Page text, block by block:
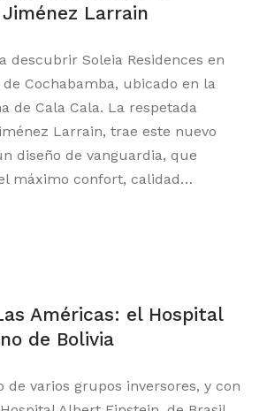
Larrain
descubrir Soleia Residences en
Cochabamba, ubicado en la
de Cala Cala. La respetada
Larrain, trae este nuevo
diseño de vanguardia, que
máximo confort, calidad…
Américas: el Hospital
de Bolivia
de varios grupos inversores, y con